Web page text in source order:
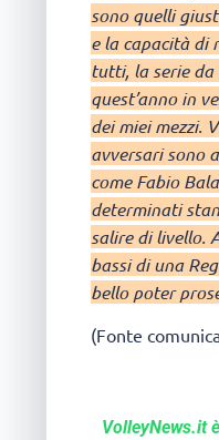
sono quelli
e la capacità di
tutti, la serie da
quest’anno in
dei miei mezzi.
avversari sono
come Fabio
determinati
salire di livello.
bassi di una
bello poter
(Fonte
VolleyNews.it